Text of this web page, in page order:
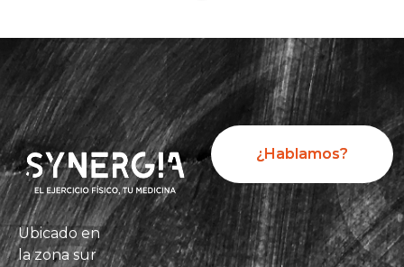
Ubicado en
la zona sur
¿Hablamos?